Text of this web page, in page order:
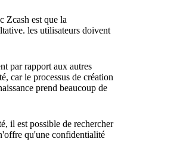
Zcash est que la
les utilisateurs doivent
par rapport aux autres
car le processus de création
prend beaucoup de
il est possible de rechercher
qu'une confidentialité